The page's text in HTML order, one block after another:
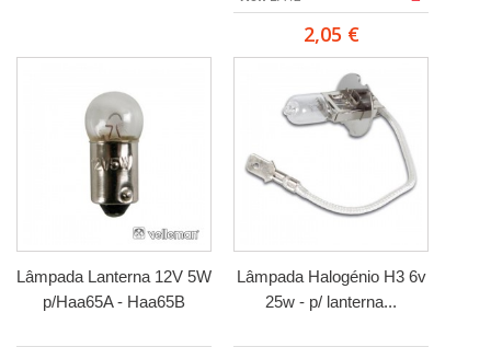
2,05 €
Lâmpada Lanterna 12V 5W
p/Haa65A - Haa65B
Lâmpada Halogénio H3 6v
25w - p/ lanterna...